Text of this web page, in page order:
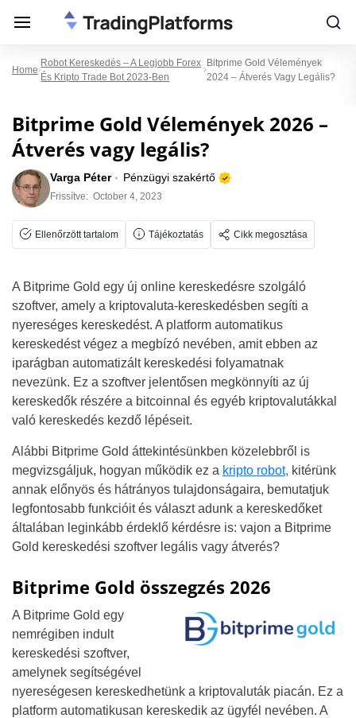
Home
Robot Kereskedés – A Legjobb Forex
És Kripto Trade Bot 2023-Ben
Bitprime Gold Vélemények
2024 – Átverés Vagy Legális?
Bitprime Gold Vélemények 2026 –
Átverés vagy legális?
Varga Péter Pénzügyi szakértő
Frissítve: October 4, 2023
Ellenőrzött tartalom Tájékoztatás Cikk megosztása
A Bitprime Gold egy új online kereskedésre szolgáló
szoftver, amely a kriptovaluta-kereskedésben segíti a
nyereséges kereskedést. A platform automatikus
kereskedést végez a megbízó nevében, amit ebben az
iparágban automatizált kereskedési folyamatnak
nevezünk. Ez a szoftver jelentősen megkönnyíti az új
kereskedők részére a bitcoinnal és egyéb kriptovalutákkal
való kereskedés kezdő lépéseit.
Alábbi Bitprime Gold áttekintésünkben közelebbről is
megvizsgáljuk, hogyan működik ez a kripto robot, kitérünk
annak előnyös és hátrányos tulajdonságaira, bemutatjuk
legfontosabb funkcióit és választ adunk a kereskedőket
általában leginkább érdeklő kérdésre is: vajon a Bitprime
Gold kereskedési szoftver legális vagy átverés?
Bitprime Gold összegzés 2026
A Bitprime Gold egy
nemrégiben indult
kereskedési szoftver,
amelynek segítségével
nyereségesen kereskedhetünk a kriptovaluták piacán. Ez a
platform automatikusan kereskedik az ügyfél nevében. A